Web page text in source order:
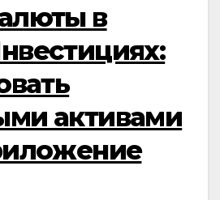
в
активами